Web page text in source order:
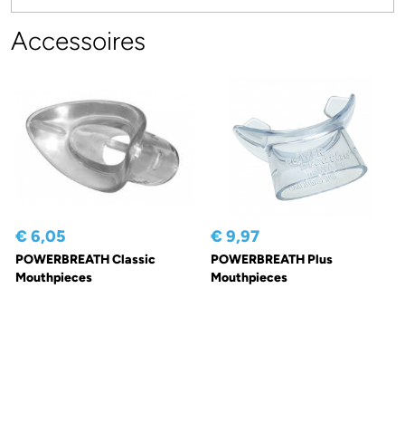
Accessoires
€ 6,05
POWERBREATH Classic
Mouthpieces
€ 9,97
POWERBREATH Plus
Mouthpieces